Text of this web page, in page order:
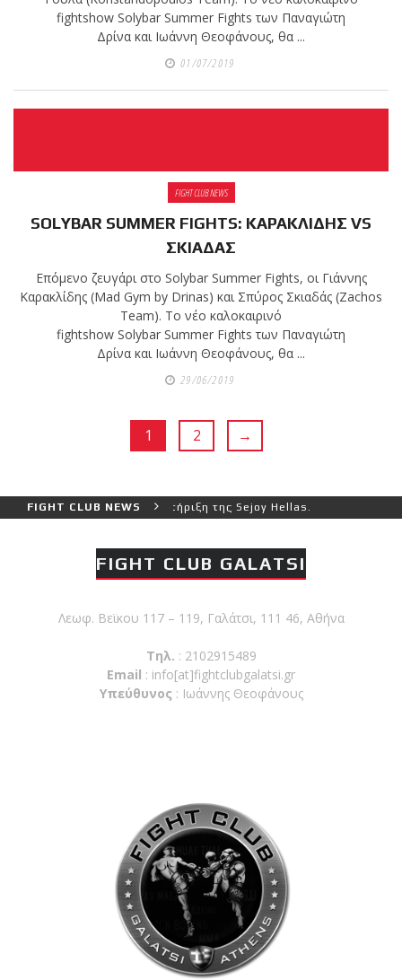
fightshow Solybar Summer Fights των Παναγιώτη
Δρίνα και Ιωάννη Θεοφάνους, θα ...
01/07/2019
FIGHT CLUB NEWS
SOLYBAR SUMMER FIGHTS: ΚΑΡΑΚΛΙΔΗΣ VS
ΣΚΙΑΔΑΣ
Επόμενο ζευγάρι στο Solybar Summer Fights, οι Γιάννης
Καρακλίδης (Mad Gym by Drinas) και Σπύρος Σκιαδάς (Zachos
Team). Το νέο καλοκαιρινό
fightshow Solybar Summer Fights των Παναγιώτη
Δρίνα και Ιωάννη Θεοφάνους, θα ...
29/06/2019
1 2 →
FIGHT CLUB NEWS
με την υποστήριξη της Sejoy Hellas.
FIGHT CLUB GALATSI
Λεωφ. Βεϊκου 117 – 119, Γαλάτσι, 111 46, Αθήνα
Τηλ. : 2102915489
Email : info[at]fightclubgalatsi.gr
Υπεύθυνος : Ιωάννης Θεοφάνους